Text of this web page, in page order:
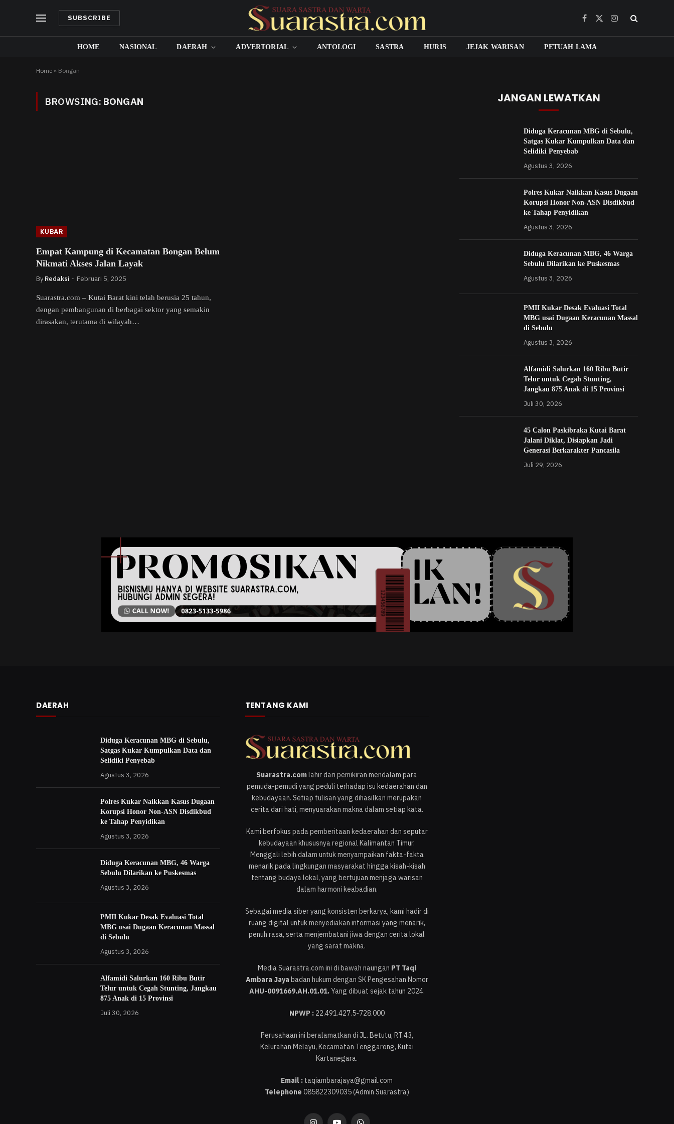
SUBSCRIBE Facebook
X
Instagram
HOME NASIONAL DAERAH ADVERTORIAL ANTOLOGI SASTRA HURIS JEJAK WARISAN PETUAH LAMA
Home » Bongan
BROWSING: BONGAN
KUBAR
Empat Kampung di Kecamatan Bongan Belum
Nikmati Akses Jalan Layak
By Redaksi Februari 5, 2025
Suarastra.com – Kutai Barat kini telah berusia 25 tahun,
dengan pembangunan di berbagai sektor yang semakin
dirasakan, terutama di wilayah…
JANGAN LEWATKAN
Diduga Keracunan MBG di Sebulu,
Satgas Kukar Kumpulkan Data dan
Selidiki Penyebab
Agustus 3, 2026
Polres Kukar Naikkan Kasus Dugaan
Korupsi Honor Non-ASN Disdikbud
ke Tahap Penyidikan
Agustus 3, 2026
Diduga Keracunan MBG, 46 Warga
Sebulu Dilarikan ke Puskesmas
Agustus 3, 2026
PMII Kukar Desak Evaluasi Total
MBG usai Dugaan Keracunan Massal
di Sebulu
Agustus 3, 2026
Alfamidi Salurkan 160 Ribu Butir
Telur untuk Cegah Stunting,
Jangkau 875 Anak di 15 Provinsi
Juli 30, 2026
45 Calon Paskibraka Kutai Barat
Jalani Diklat, Disiapkan Jadi
Generasi Berkarakter Pancasila
Juli 29, 2026
DAERAH
Diduga Keracunan MBG di Sebulu,
Satgas Kukar Kumpulkan Data dan
Selidiki Penyebab
Agustus 3, 2026
Polres Kukar Naikkan Kasus Dugaan
Korupsi Honor Non-ASN Disdikbud
ke Tahap Penyidikan
Agustus 3, 2026
Diduga Keracunan MBG, 46 Warga
Sebulu Dilarikan ke Puskesmas
Agustus 3, 2026
PMII Kukar Desak Evaluasi Total
MBG usai Dugaan Keracunan Massal
di Sebulu
Agustus 3, 2026
Alfamidi Salurkan 160 Ribu Butir
Telur untuk Cegah Stunting, Jangkau
875 Anak di 15 Provinsi
Juli 30, 2026
TENTANG KAMI
Suarastra.comlahir dari pemikiran mendalam para
pemuda-pemudi yang peduli terhadap isu kedaerahan dan
kebudayaan. Setiap tulisan yang dihasilkan merupakan
cerita dari hati, menyuarakan makna dalam setiap kata.
Kami berfokus pada pemberitaan kedaerahan dan seputar
kebudayaan khususnya regional Kalimantan Timur.
Menggali lebih dalam untuk menyampaikan fakta-fakta
menarik pada lingkungan masyarakat hingga kisah-kisah
tentang budaya lokal, yang bertujuan menjaga warisan
dalam harmoni keabadian.
Sebagai media siber yang konsisten berkarya, kami hadir di
ruang digital untuk menyediakan informasi yang menarik,
penuh rasa, serta menjembatani jiwa dengan cerita lokal
yang sarat makna.
Media Suarastra.com ini di bawah naungan PT Taqi
Ambara Jaya badan hukum dengan SK Pengesahan Nomor
AHU-0091669.AH.01.01.Yang dibuat sejak tahun 2024.
NPWP :22.491.427.5-728.000
Perusahaan ini beralamatkan di JL. Betutu, RT.43,
Kelurahan Melayu, Kecamatan Tenggarong, Kutai
Kartanegara.
Email : taqiambarajaya@gmail.com
Telephone 085822309035 (Admin Suarastra)